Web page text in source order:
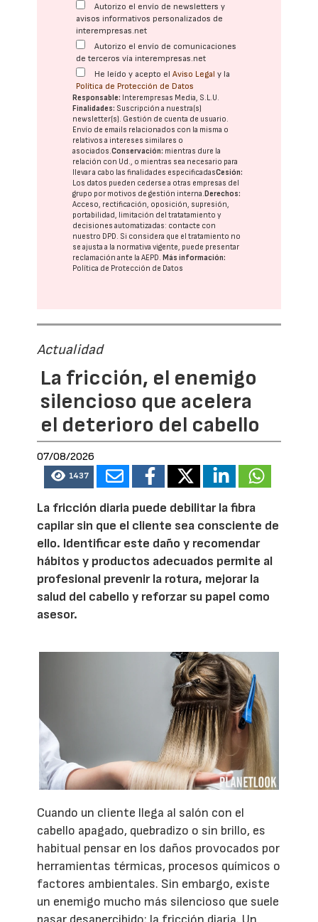
Autorizo el envío de newsletters y
avisos informativos personalizados de
interempresas.net
Autorizo el envío de comunicaciones
de terceros vía interempresas.net
He leído y acepto elAviso Legal y la
Política de Protección de Datos
Responsable: Interempresas Media, S.L.U.
Finalidades: Suscripción a nuestra(s)
newsletter(s). Gestión de cuenta de usuario.
Envío de emails relacionados con la misma o
relativos a intereses similares o
asociados.Conservación: mientras dure la
relación con Ud., o mientras sea necesario para
llevar a cabo las finalidades especificadasCesión:
Los datos pueden cederse a otras empresas del
grupo por motivos de gestión interna.Derechos:
Acceso, rectificación, oposición, supresión,
portabilidad, limitación del tratatamiento y
decisiones automatizadas: contacte con
nuestro DPD. Si considera que el tratamiento no
se ajusta a la normativa vigente, puede presentar
reclamación ante laAEPD.Más información:
Política de Protección de Datos
Actualidad
La fricción, el enemigo
silencioso que acelera
el deterioro del cabello
07/08/2026
1437
La fricción diaria puede debilitar la fibra
capilar sin que el cliente sea consciente de
ello. Identificar este daño y recomendar
hábitos y productos adecuados permite al
profesional prevenir la rotura, mejorar la
salud del cabello y reforzar su papel como
asesor.
Cuando un cliente llega al salón con el
cabello apagado, quebradizo o sin brillo, es
habitual pensar en los daños provocados por
herramientas térmicas, procesos químicos o
factores ambientales. Sin embargo, existe
un enemigo mucho más silencioso que suele